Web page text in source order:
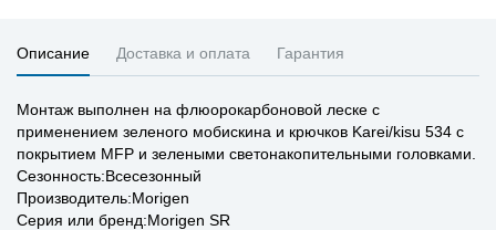
Описание Доставка и оплата Гарантия
Монтаж выполнен на флюорокарбоновой леске с
применением зеленого мобискина и крючков Karei/kisu 534 с
покрытием MFP и зелеными светонакопительными головками.
Сезонность:Всесезонный
Производитель:Morigen
Серия или бренд:Morigen SR